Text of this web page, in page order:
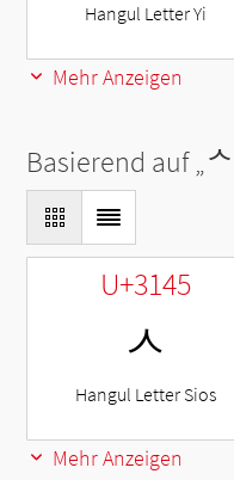
Hangul Letter Yi
Mehr Anzeigen
Basierend auf „ᄉ
U+3145
ㅅ
Hangul Letter Sios
Mehr Anzeigen